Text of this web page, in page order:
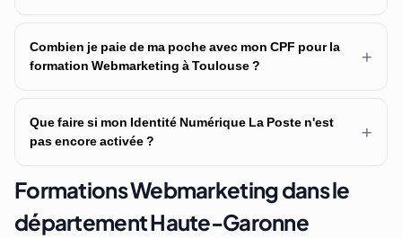
Combien je paie de ma poche avec mon CPF pour la
formation Webmarketing à Toulouse ?
+
Que faire si mon Identité Numérique La Poste n'est
pas encore activée ?
+
Formations Webmarketing dans le
département Haute-Garonne